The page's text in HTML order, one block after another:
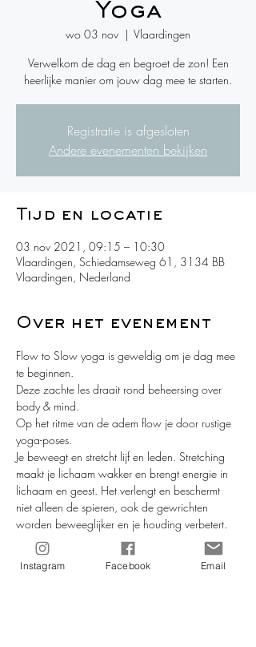
Yoga
wo 03 nov
  |
Vlaardingen
Verwelkom de dag en begroet de zon! Een
heerlijke manier om jouw dag mee te starten.
Registratie is afgesloten
Andere evenementen bekijken
Tijd en locatie
03 nov 2021, 09:15 – 10:30
Vlaardingen, Schiedamseweg 61, 3134 BB
Vlaardingen, Nederland
Over het evenement
Flow to Slow yoga is geweldig om je dag mee
te beginnen.
Deze zachte les draait rond beheersing over
body & mind.
Op het ritme van de adem flow je door rustige
yoga-poses.
Je beweegt en stretcht lijf en leden. Stretching
maakt je lichaam wakker en brengt energie in
lichaam en geest. Het verlengt en beschermt
niet alleen de spieren, ook de gewrichten
worden beweeglijker en je houding verbetert.
Samen met de relaxatieoefeningen brengt deze
vorm van yoga rust, verbetert de bloedcirculatie
en vermindert stress. De stretch- en
Instagram Facebook Email